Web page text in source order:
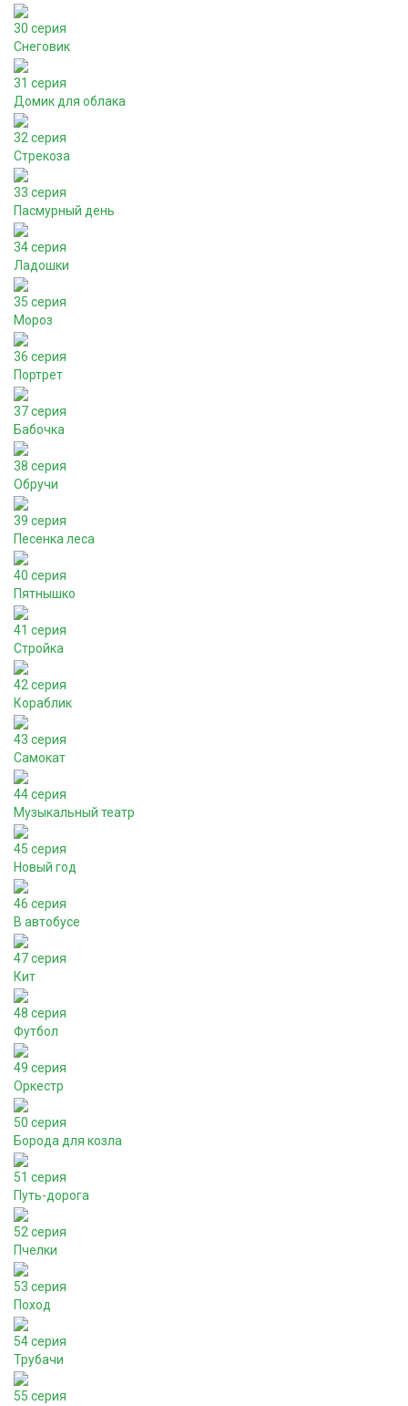
30 серия
Снеговик
31 серия
Домик для облака
32 серия
Стрекоза
33 серия
Пасмурный день
34 серия
Ладошки
35 серия
Мороз
36 серия
Портрет
37 серия
Бабочка
38 серия
Обручи
39 серия
Песенка леса
40 серия
Пятнышко
41 серия
Стройка
42 серия
Кораблик
43 серия
Самокат
44 серия
Музыкальный театр
45 серия
Новый год
46 серия
В автобусе
47 серия
Кит
48 серия
Футбол
49 серия
Оркестр
50 серия
Борода для козла
51 серия
Путь-дорога
52 серия
Пчелки
53 серия
Поход
54 серия
Трубачи
55 серия